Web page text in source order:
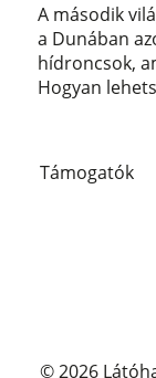
A második
a Dunában
hídroncsok,
Hogyan
Támogatók
© 2026